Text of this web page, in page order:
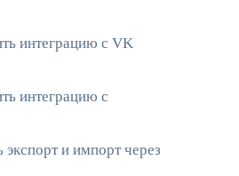
интеграцию с VK
интеграцию с
экспорт и импорт через